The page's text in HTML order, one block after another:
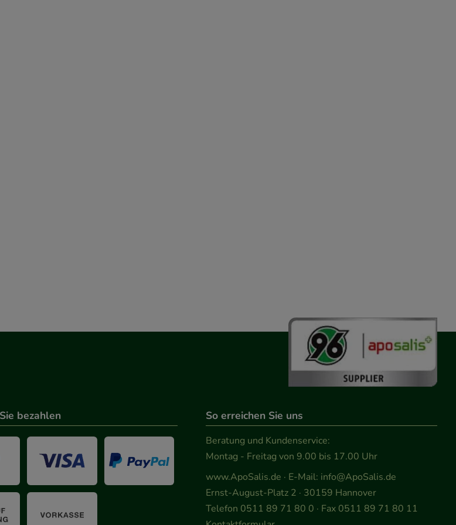
bezahlen So erreichen Sie uns
Beratung und Kundenservice:
Montag - Freitag von 9.00 bis 17.00 Uhr
www.ApoSalis.de · E-Mail: info@ApoSalis.de
Ernst-August-Platz 2 · 30159 Hannover
Telefon 0511 89 71 80 0 · Fax 0511 89 71 80 11